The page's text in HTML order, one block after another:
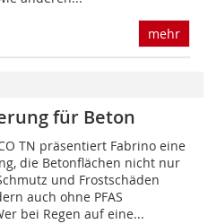
mehr
für Beton
TN präsentiert Fabrino eine
die Betonflächen nicht nur
und Frostschäden
auch ohne PFAS
bei Regen auf eine...